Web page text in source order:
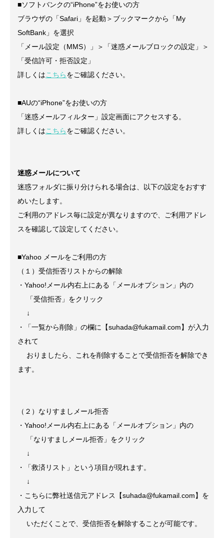
■ソフトバンクの“iPhone”をお使いの方
ブラウザの「Safari」を起動＞ブックマークから「My
SoftBank」を選択
「メール設定（MMS）」＞「迷惑メールブロックの設定」＞
「受信許可・拒否設定」
詳しくはこちらをご確認ください。
■AUの“iPhone”をお使いの方
「迷惑メールフィルター」設定画面にアクセスする。
詳しくはこちらをご確認ください。
迷惑メールについて
迷惑フォルダに振り分けられる場合は、以下の設定をおすす
めいたします。
ご利用のアドレス毎に設定が異なりますので、ご利用アドレ
スを確認して設定してください。
■Yahoo メールをご利用の方
（１）受信拒否リストからの解除
・Yahoo!メール内右上にある「メールオプション」内の
「受信拒否」をクリック
↓
・「一覧から削除」の欄に【suhada@fukamail.com】が入力
されて
おりましたら、これを削除することで受信拒否を解除でき
ます。
（２）なりすましメール拒否
・Yahoo!メール内右上にある「メールオプション」内の
「なりすましメール拒否」をクリック
↓
・「救済リスト」という項目が現れます。
↓
・こちらに弊社送信元アドレス【suhada@fukamail.com】を
入力して
いただくことで、受信拒否を解除することが可能です。